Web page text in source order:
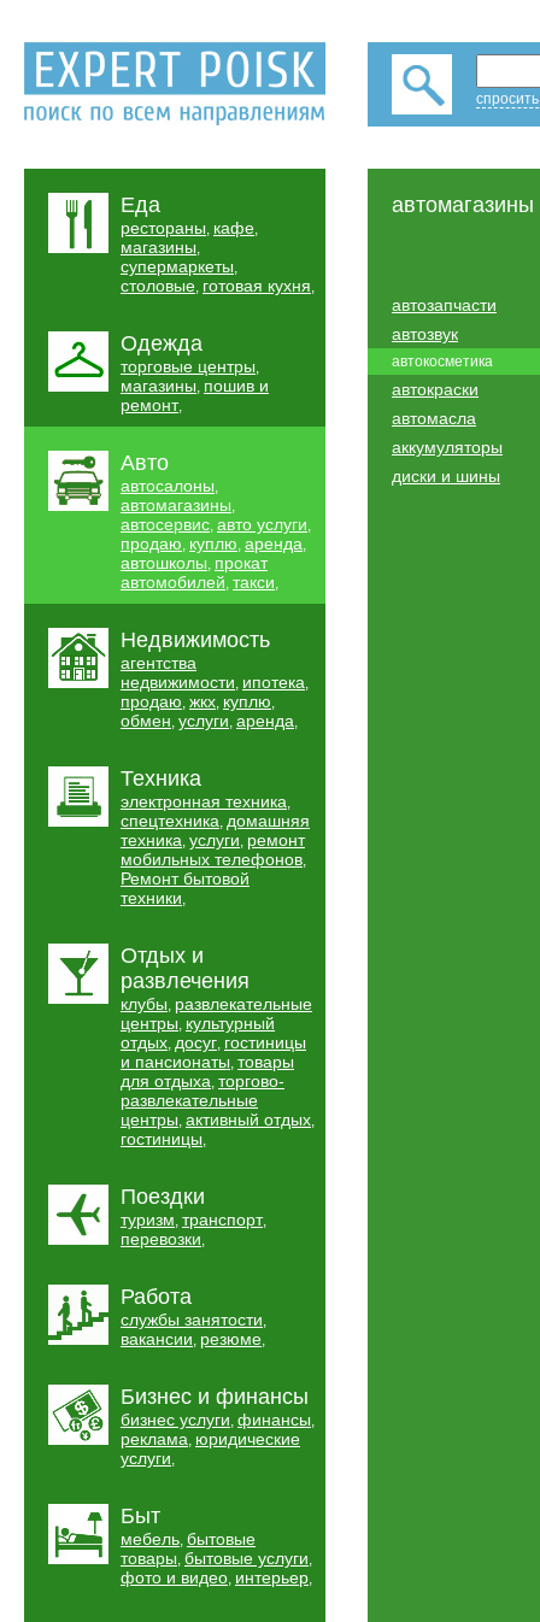
Еда
рестораны, кафе,
магазины,
супермаркеты,
столовые, готовая кухня,
Одежда
торговые центры,
магазины, пошив и
ремонт,
Авто
автосалоны,
автомагазины,
автосервис, авто услуги,
продаю, куплю, аренда,
автошколы, прокат
автомобилей, такси,
Недвижимость
агентства
недвижимости, ипотека,
продаю, жкх, куплю,
обмен, услуги, аренда,
Техника
электронная техника,
спецтехника, домашняя
техника, услуги, ремонт
мобильных телефонов,
Ремонт бытовой
техники,
Отдых и
развлечения
клубы, развлекательные
центры, культурный
отдых, досуг, гостиницы
и пансионаты, товары
для отдыха, торгово-
развлекательные
центры, активный отдых,
гостиницы,
Поездки
туризм, транспорт,
перевозки,
Работа
службы занятости,
вакансии, резюме,
Бизнес и финансы
бизнес услуги, финансы,
реклама, юридические
услуги,
Быт
мебель, бытовые
товары, бытовые услуги,
фото и видео, интерьер,
автомагазины
автозапчасти
автозвук
автокосметика
автокраски
автомасла
аккумуляторы
диски и шины